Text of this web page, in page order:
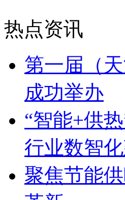
热点资讯
第一届（
成功举办
“智能+供
行业数智
聚焦节能